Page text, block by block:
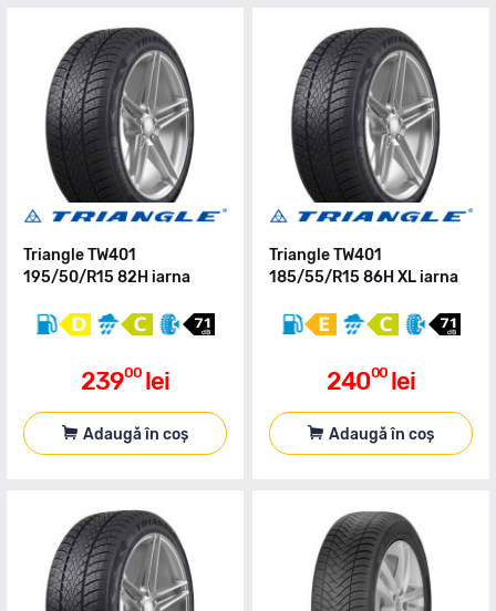
Triangle TW401
195/50/R15 82H iarna
23900 lei
Adaugă în coș
Triangle TW401
185/55/R15 86H XL iarna
24000 lei
Adaugă în coș